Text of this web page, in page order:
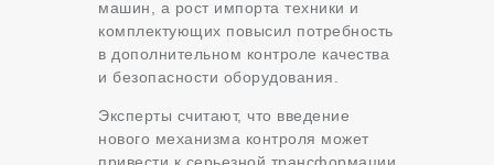
машин, а рост импорта техники и
комплектующих повысил потребность
в дополнительном контроле качества
и безопасности оборудования.
Эксперты считают, что введение
нового механизма контроля может